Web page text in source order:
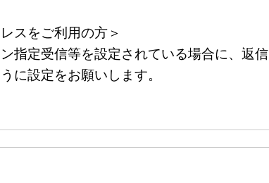
スをご利用の方＞
定受信等を設定されている場合に、返信
に設定をお願いします。